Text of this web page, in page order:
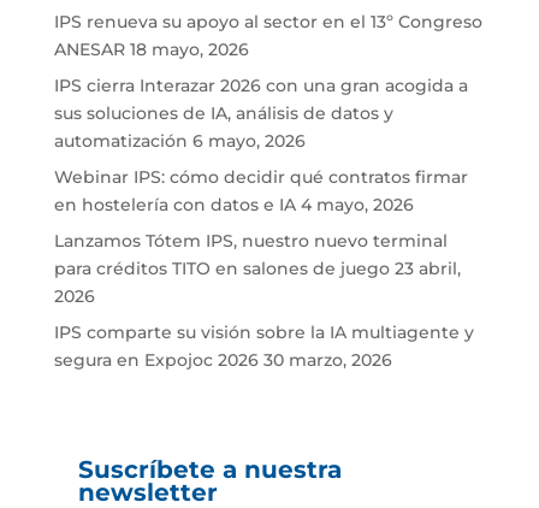
IPS renueva su apoyo al sector en el 13º Congreso
ANESAR 18 mayo, 2026
IPS cierra Interazar 2026 con una gran acogida a
sus soluciones de IA, análisis de datos y
automatización 6 mayo, 2026
Webinar IPS: cómo decidir qué contratos firmar
en hostelería con datos e IA 4 mayo, 2026
Lanzamos Tótem IPS, nuestro nuevo terminal
para créditos TITO en salones de juego 23 abril,
2026
IPS comparte su visión sobre la IA multiagente y
segura en Expojoc 2026 30 marzo, 2026
Suscríbete a nuestra
newsletter